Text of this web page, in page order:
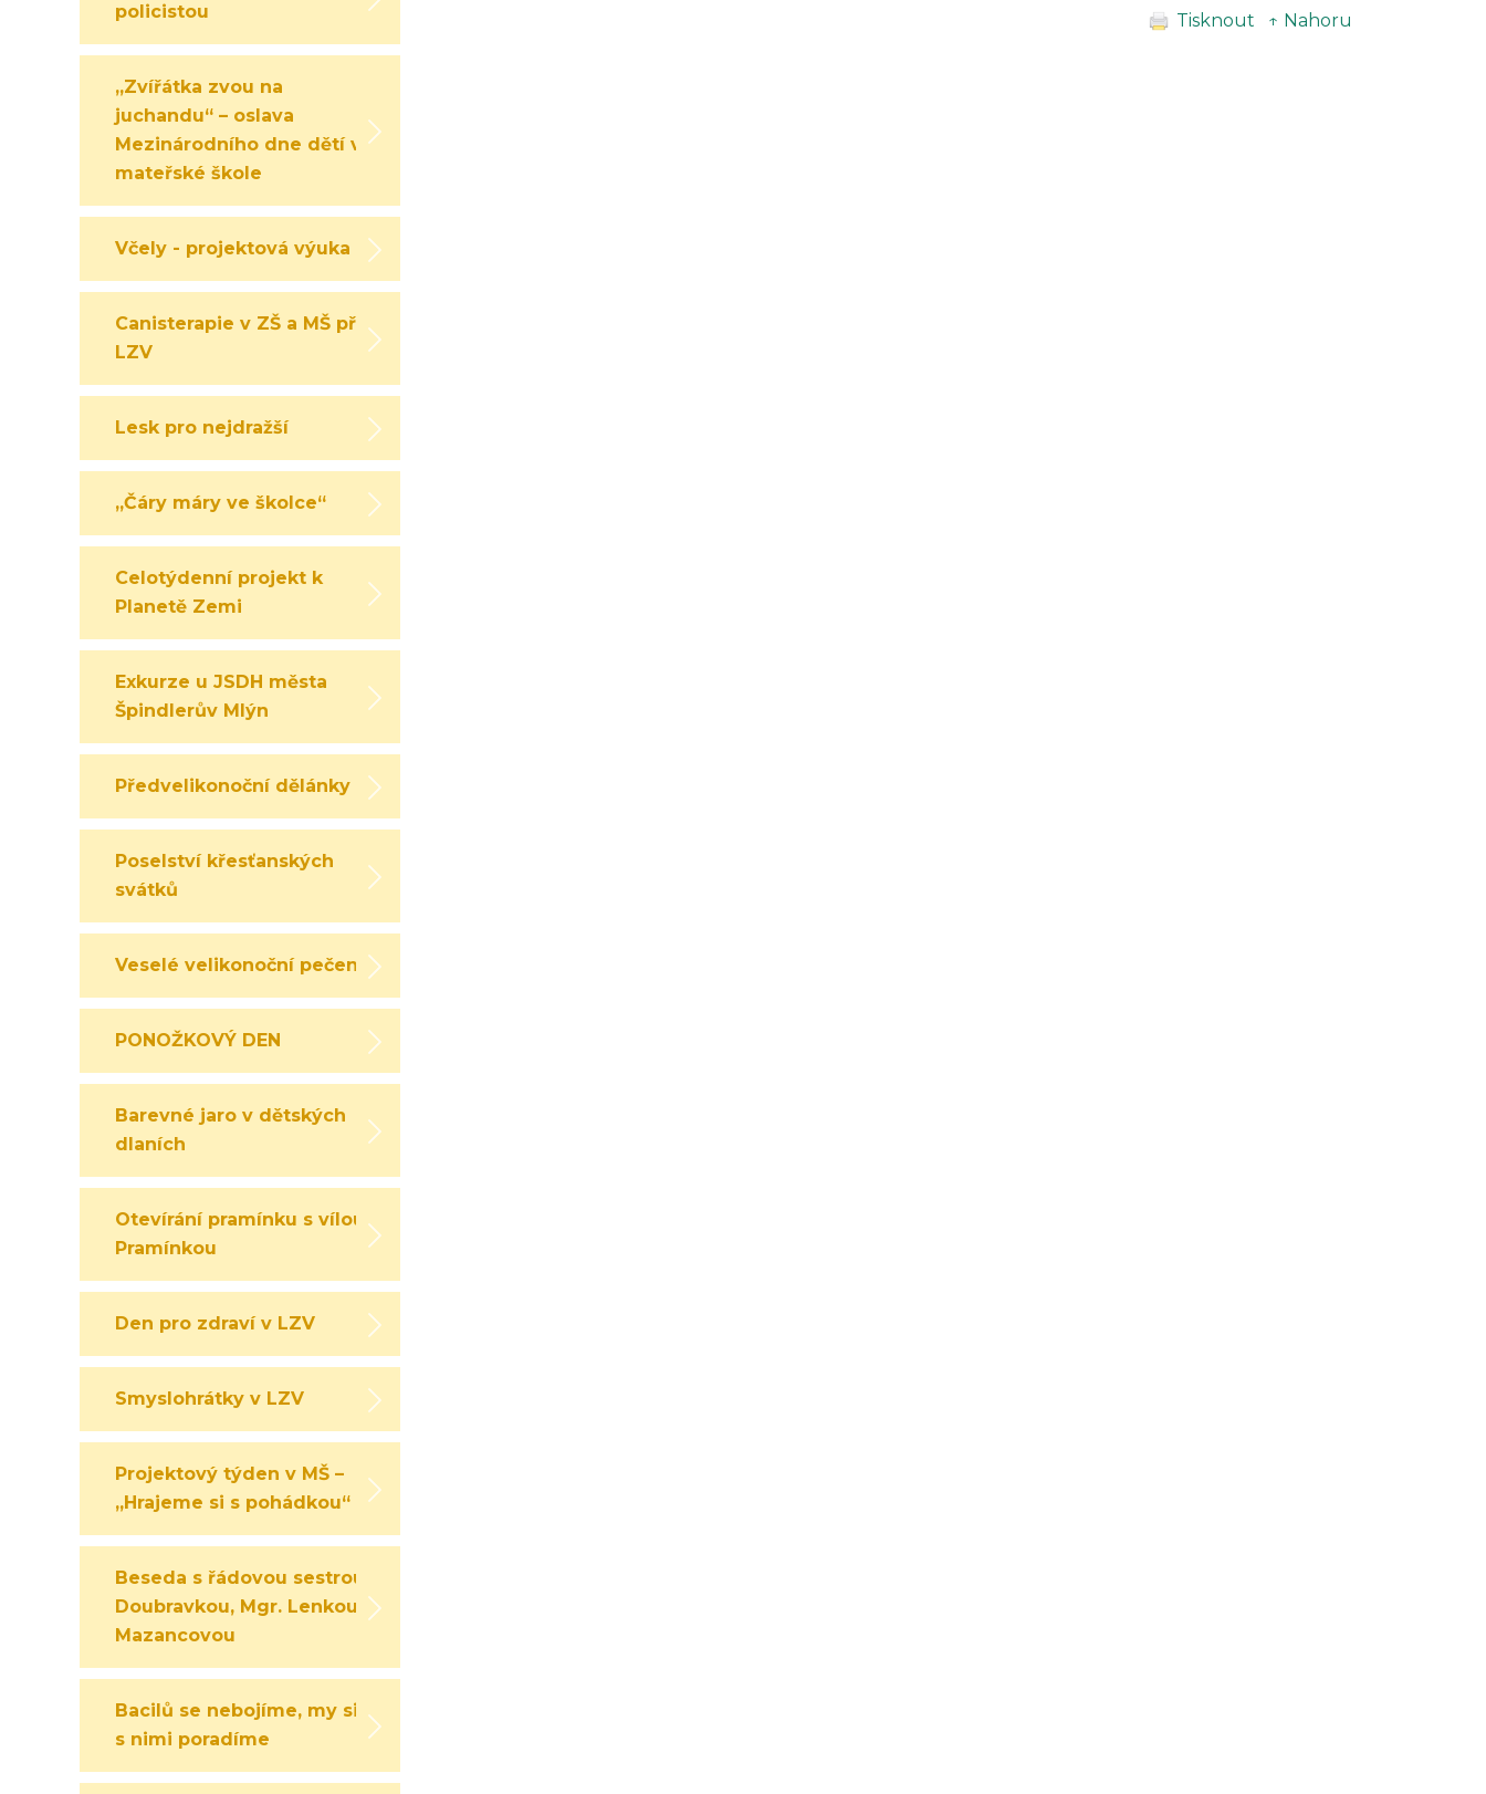
Tisknout ↑ Nahoru
policistou
„Zvířátka zvou na
juchandu“ – oslava
Mezinárodního dne dětí v
mateřské škole
Včely - projektová výuka
Canisterapie v ZŠ a MŠ při
LZV
Lesk pro nejdražší
„Čáry máry ve školce“
Celotýdenní projekt k
Planetě Zemi
Exkurze u JSDH města
Špindlerův Mlýn
Předvelikonoční dělánky
Poselství křesťanských
svátků
Veselé velikonoční pečení
PONOŽKOVÝ DEN
Barevné jaro v dětských
dlaních
Otevírání pramínku s vílou
Pramínkou
Den pro zdraví v LZV
Smyslohrátky v LZV
Projektový týden v MŠ –
„Hrajeme si s pohádkou“
Beseda s řádovou sestrou
Doubravkou, Mgr. Lenkou
Mazancovou
Bacilů se nebojíme, my si
s nimi poradíme